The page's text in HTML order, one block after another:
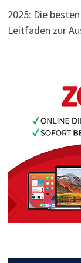
2025: Die
Leitfaden zur